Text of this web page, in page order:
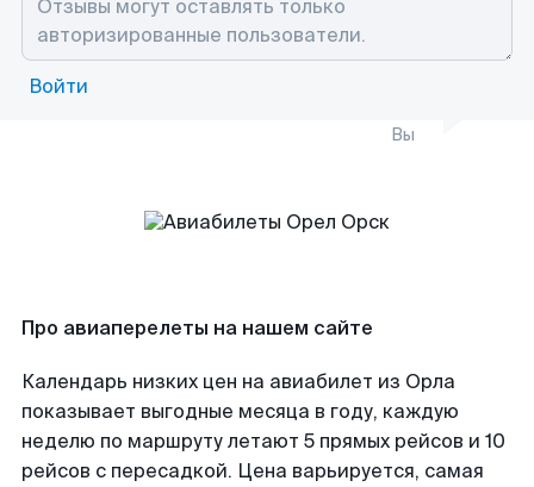
Войти
Вы
Про авиаперелеты на нашем сайте
Календарь низких цен на авиабилет из Орла
показывает выгодные месяца в году, каждую
неделю по маршруту летают 5 прямых рейсов и 10
рейсов с пересадкой. Цена варьируется, самая